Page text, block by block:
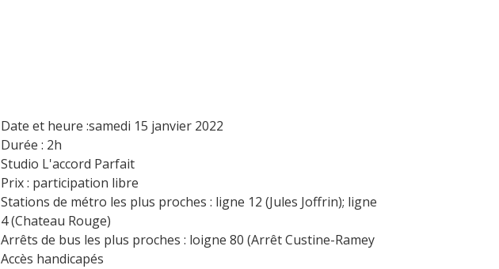
Date et heure :samedi 15 janvier 2022
Durée : 2h
Studio L'accord Parfait
Prix : participation libre
Stations de métro les plus proches : ligne 12 (Jules Joffrin); ligne
4 (Chateau Rouge)
Arrêts de bus les plus proches : loigne 80 (Arrêt Custine-Ramey
Accès handicapés